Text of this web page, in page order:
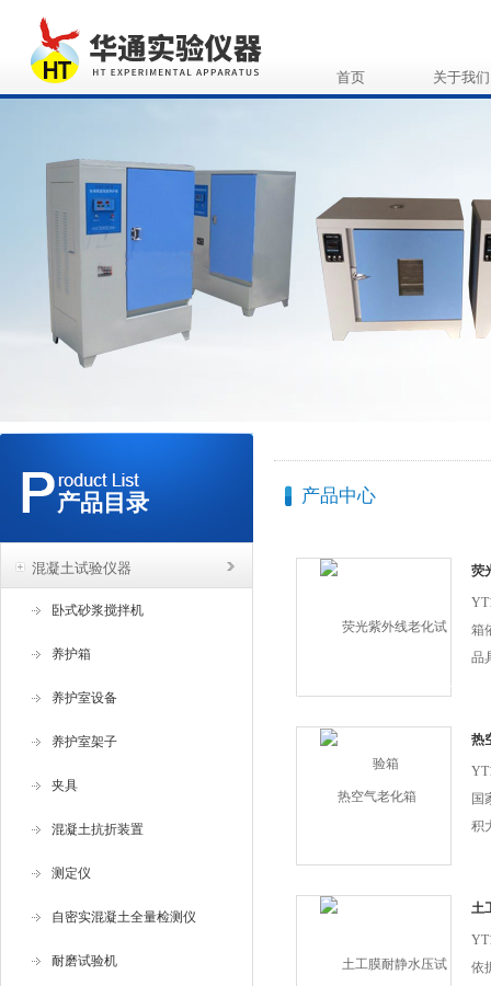
首页 关于我们
产品目录
混凝土试验仪器
卧式砂浆搅拌机
养护箱
养护室设备
养护室架子
夹具
混凝土抗折装置
测定仪
自密实混凝土全量检测仪
耐磨试验机
产品中心
荧
箱
品
抗
测
热
国
积
扰
制
箱
土
依